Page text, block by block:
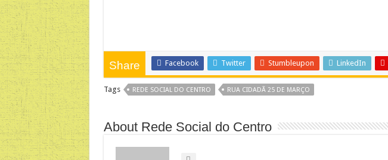
Share Facebook Twitter Stumbleupon LinkedIn
Tags REDE SOCIAL DO CENTRO RUA CIDADÃ 25 DE MARÇO
About Rede Social do Centro